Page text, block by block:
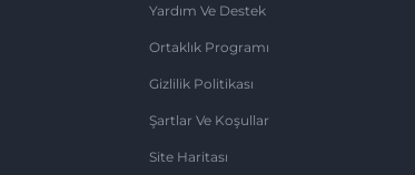
Yardım Ve Destek
Ortaklık Programı
Gizlilik Politikası
Şartlar Ve Koşullar
Site Haritası